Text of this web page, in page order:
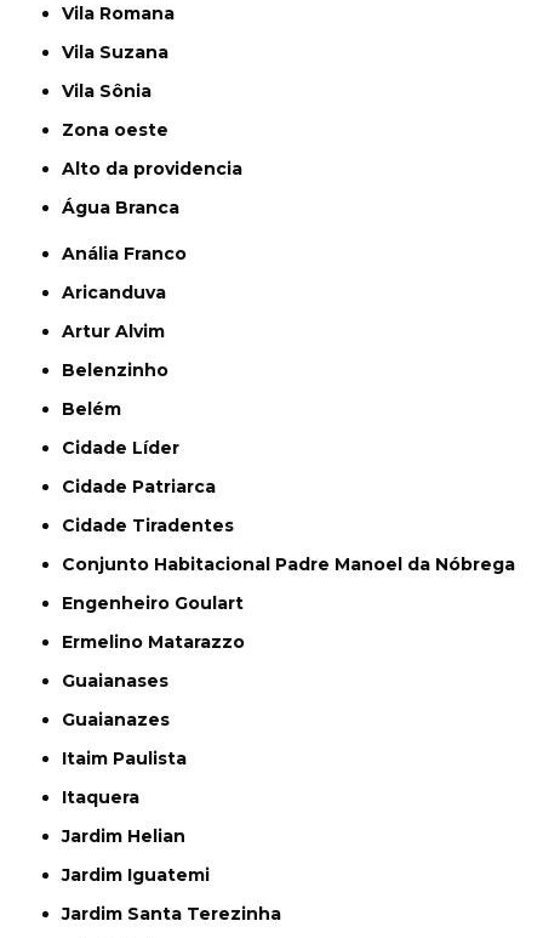
Vila Romana
Vila Suzana
Vila Sônia
Zona oeste
alto da providencia
Água Branca
Anália Franco
Aricanduva
Artur Alvim
Belenzinho
Belém
Cidade Líder
Cidade Patriarca
Cidade Tiradentes
Conjunto Habitacional Padre Manoel da Nóbrega
Engenheiro Goulart
Ermelino Matarazzo
Guaianases
Guaianazes
Itaim Paulista
Itaquera
Jardim Helian
Jardim Iguatemi
Jardim Santa Terezinha